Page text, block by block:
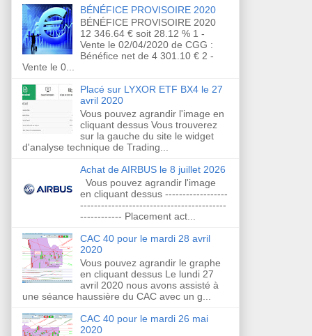
BÉNÉFICE PROVISOIRE 2020
BÉNÉFICE PROVISOIRE 2020
12 346.64 € soit 28.12 % 1 -
Vente le 02/04/2020 de CGG :
Bénéfice net de 4 301.10 € 2 -
Vente le 0...
Placé sur LYXOR ETF BX4 le 27
avril 2020
Vous pouvez agrandir l'image en
cliquant dessus Vous trouverez
sur la gauche du site le widget
d'analyse technique de Trading...
Achat de AIRBUS le 8 juillet 2026
Vous pouvez agrandir l'image
en cliquant dessus ------------------
------------------------------------------
------------ Placement act...
CAC 40 pour le mardi 28 avril
2020
Vous pouvez agrandir le graphe
en cliquant dessus Le lundi 27
avril 2020 nous avons assisté à
une séance haussière du CAC avec un g...
CAC 40 pour le mardi 26 mai
2020